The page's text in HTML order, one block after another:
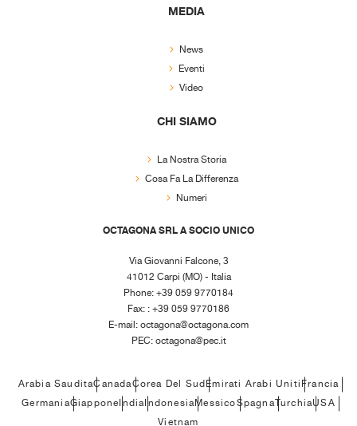
MEDIA
News
Eventi
Video
CHI SIAMO
La Nostra Storia
Cosa Fa La Differenza
Numeri
OCTAGONA SRL A SOCIO UNICO
Via Giovanni Falcone, 3
41012 Carpi (MO) - Italia
Phone: +39 059 9770184
Fax: : +39 059 9770186
E-mail:octagona@octagona.com
PEC:octagona@pec.it
Arabia SauditaCanadaCorea Del SudEmirati Arabi UnitiFrancia
GermaniaGiapponeIndiaIndonesiaMessicoSpagnaTurchiaUSA
Vietnam